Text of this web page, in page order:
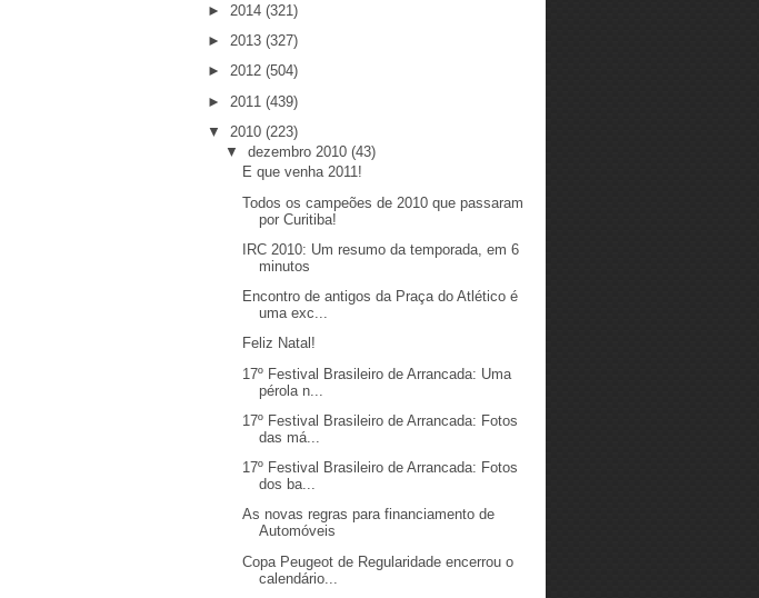
► 2014 (321)
► 2013 (327)
► 2012 (504)
► 2011 (439)
▼ 2010 (223)
▼ dezembro 2010 (43)
E que venha 2011!
Todos os campeões de 2010 que passaram
por Curitiba!
IRC 2010: Um resumo da temporada, em 6
minutos
Encontro de antigos da Praça do Atlético é
uma exc...
Feliz Natal!
17º Festival Brasileiro de Arrancada: Uma
pérola n...
17º Festival Brasileiro de Arrancada: Fotos
das má...
17º Festival Brasileiro de Arrancada: Fotos
dos ba...
As novas regras para financiamento de
Automóveis
Copa Peugeot de Regularidade encerrou o
calendário...